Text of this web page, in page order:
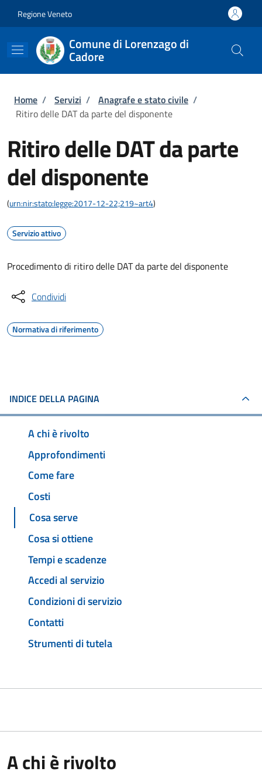
Regione Veneto
Comune di Lorenzago di
Cadore
Briciole di pane
Home / Servizi / Anagrafe e stato civile /
Ritiro delle DAT da parte del disponente
Ritiro delle DAT da parte
del disponente
(urn:nir:stato:legge:2017-12-22;219~art4)
Servizio attivo
Procedimento di ritiro delle DAT da parte del disponente
Condividi
Normativa di riferimento
INDICE DELLA PAGINA
A chi è rivolto
Approfondimenti
Come fare
Costi
Cosa serve
Cosa si ottiene
Tempi e scadenze
Accedi al servizio
Condizioni di servizio
Contatti
Strumenti di tutela
A chi è rivolto